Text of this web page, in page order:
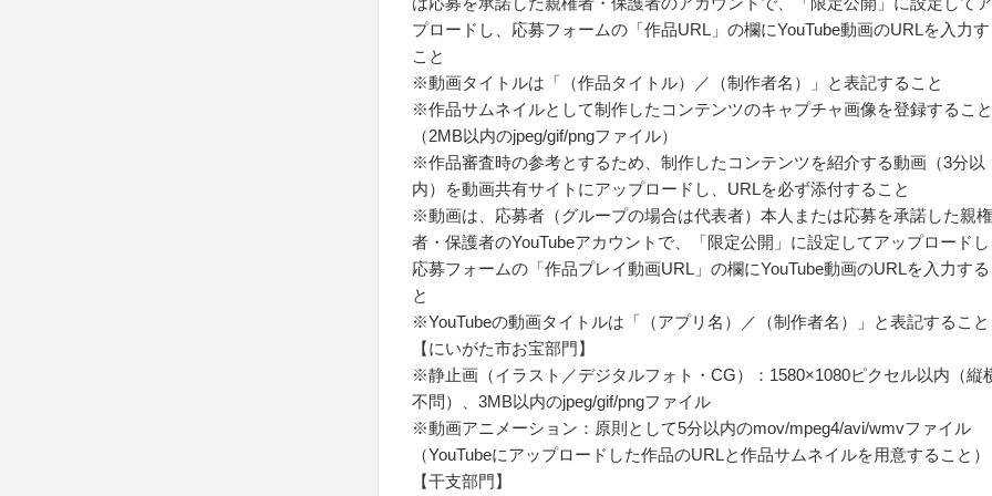
プロードし、応募フォームの「作品URL」の欄にYouTube動画のURLを入力す
こと
※動画タイトルは「（作品タイトル）／（制作者名）」と表記すること
※作品サムネイルとして制作したコンテンツのキャプチャ画像を登録すること
（2MB以内のjpeg/gif/pngファイル）
※作品審査時の参考とするため、制作したコンテンツを紹介する動画（3分以
内）を動画共有サイトにアップロードし、URLを必ず添付すること
※動画は、応募者（グループの場合は代表者）本人または応募を承諾した親権
者・保護者のYouTubeアカウントで、「限定公開」に設定してアップロードし
応募フォームの「作品プレイ動画URL」の欄にYouTube動画のURLを入力する
と
※YouTubeの動画タイトルは「（アプリ名）／（制作者名）」と表記すること
【にいがた市お宝部門】
※静止画（イラスト／デジタルフォト・CG）：1580×1080ピクセル以内（縦
不問）、3MB以内のjpeg/gif/pngファイル
※動画アニメーション：原則として5分以内のmov/mpeg4/avi/wmvファイル
（YouTubeにアップロードした作品のURLと作品サムネイルを用意すること）
【干支部門】